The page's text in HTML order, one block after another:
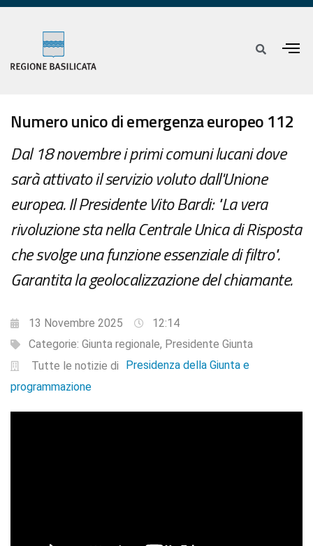
Numero unico di emergenza europeo 112
Dal 18 novembre i primi comuni lucani dove
sarà attivato il servizio voluto dall'Unione
europea. Il Presidente Vito Bardi: "La vera
rivoluzione sta nella Centrale Unica di Risposta
che svolge una funzione essenziale di filtro".
Garantita la geolocalizzazione del chiamante.
13 Novembre 2025
12:14
Categorie: Giunta regionale, Presidente Giunta
Tutte le notizie di
Presidenza della Giunta e
programmazione